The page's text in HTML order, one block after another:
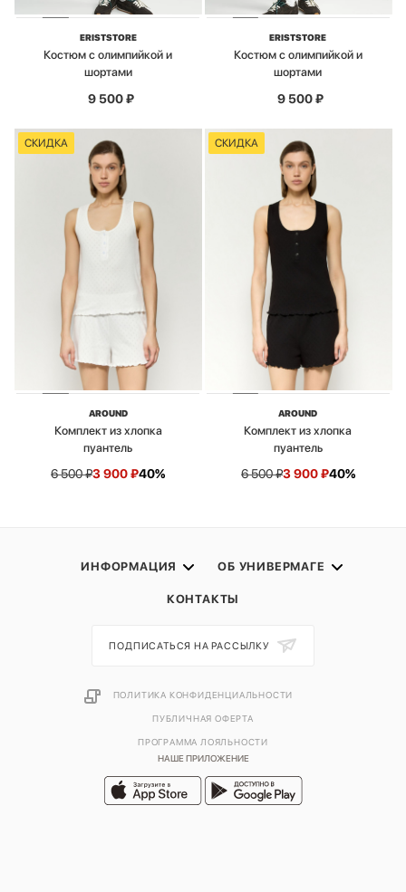
ERISTSTORE
Костюм с олимпийкой и
шортами
9 500₽
ERISTSTORE
Костюм с олимпийкой и
шортами
9 500₽
СКИДКА
AROUND
Комплект из хлопка
пуантель
6 500₽3 900₽40%
СКИДКА
AROUND
Комплект из хлопка
пуантель
6 500₽3 900₽40%
ИНФОРМАЦИЯ ОБ УНИВЕРМАГЕ
КОНТАКТЫ
НАШЕ ПРИЛОЖЕНИЕ
ПОДПИСАТЬСЯ НА РАССЫЛКУ
ПОЛИТИКА КОНФИДЕНЦИАЛЬНОСТИ
ПУБЛИЧНАЯ ОФЕРТА
ПРОГРАММА ЛОЯЛЬНОСТИ